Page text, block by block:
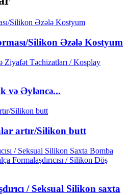
Silikon Əzələ Kostyum
və Əyləncə...
artır/Silikon butt
/ Seksual Silikon saxta